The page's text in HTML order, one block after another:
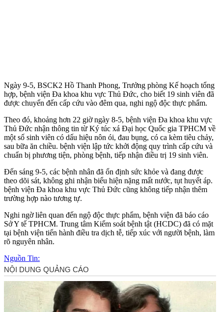
Ngày 9-5, BSCK2 Hồ Thanh Phong, Trưởng phòng Kế hoạch tổng
hợp, bệnh viện Đa khoa khu vực Thủ Đức, cho biết 19 sinh viên đã
được chuyển đến cấp cứu vào đêm qua, nghi ngộ độc thực phẩm.
Theo đó, khoảng hơn 22 giờ ngày 8-5, bệnh viện Đa khoa khu vực
Thủ Đức nhận thông tin từ Ký túc xá Đại học Quốc gia TPHCM về
một số sinh viên có dấu hiệu nôn ói, đau bụng, có ca kèm tiêu chảy,
sau bữa ăn chiều. bệnh viện lập tức khởi động quy trình cấp cứu và
chuẩn bị phương tiện, phòng bệnh, tiếp nhận điều trị 19 sinh viên.
Đến sáng 9-5, các bệnh nhân đã ổn định sức khỏe và đang được
theo dõi sát, không ghi nhận biểu hiện nặng mất nước, tụt huyết áp.
bệnh viện Đa khoa khu vực Thủ Đức cũng không tiếp nhận thêm
trường hợp nào tương tự.
Nghi ngờ liên quan đến ngộ độc thực phẩm, bệnh viện đã báo cáo
Sở Y tế TPHCM. Trung tâm Kiểm soát bệnh tật (HCDC) đã có mặt
tại bệnh viện tiến hành điều tra dịch tễ, tiếp xúc với người bệnh, làm
rõ nguyên nhân.
Nguồn Tin: